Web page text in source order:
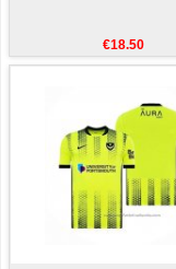
€18.50